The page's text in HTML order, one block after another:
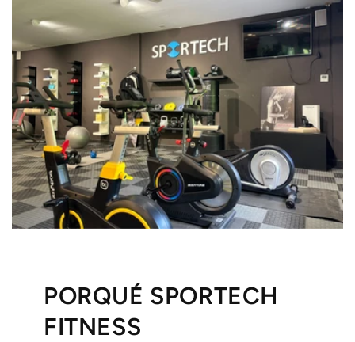
PORQUÉ SPORTECH
FITNESS